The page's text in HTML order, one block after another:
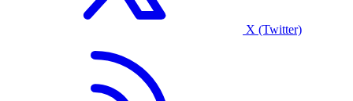
X (Twitter)